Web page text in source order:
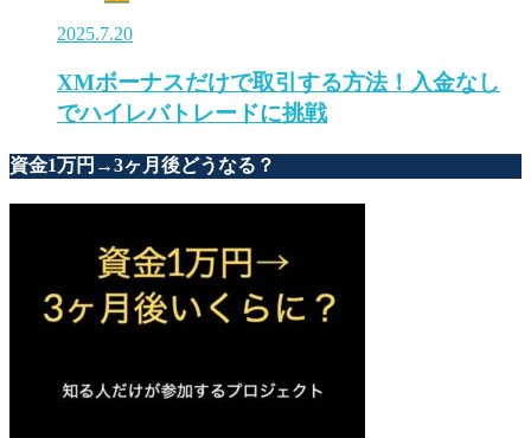
2025.7.20
XMボーナスだけで取引する方法！入金なし
でハイレバトレードに挑戦
資金1万円→3ヶ月後どうなる？